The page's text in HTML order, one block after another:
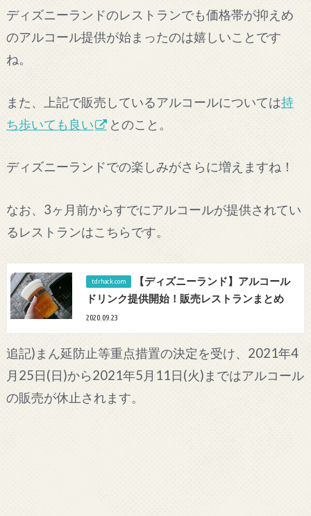
ディズニーランドのレストランでも価格帯が抑えめ
のアルコール提供が始まったのは嬉しいことです
ね。
また、上記で販売しているアルコールについては持
ち歩いても良い
とのこと。
ディズニーランドでの楽しみがさらに増えますね！
なお、3ヶ月前からすでにアルコールが提供されてい
るレストランはこちらです。
【ディズニーランド】アルコール
ドリンク提供開始！販売レストランまとめ
2020.09.23
追記)まん延防止等重点措置の決定を受け、2021年4
月25日(日)から2021年5月11日(火)まではアルコール
の販売が休止されます。